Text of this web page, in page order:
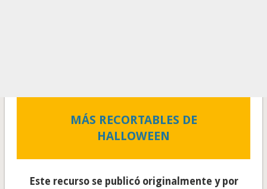
MÁS RECORTABLES DE
HALLOWEEN
Este recurso se publicó originalmente y por